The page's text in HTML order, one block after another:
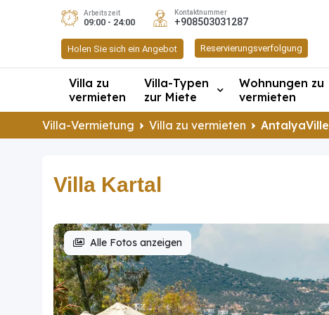
Arbeitszeit
09:00 - 24:00
Kontaktnummer
+908503031287
Holen Sie sich ein Angebot Reservierungsverfolgung
Villa zu
vermieten
Villa-Typen
zur Miete
Wohnungen zu
vermieten
Villa-Vermietung
Villa zu vermieten
Villa Kartal
Alle Fotos anzeigen